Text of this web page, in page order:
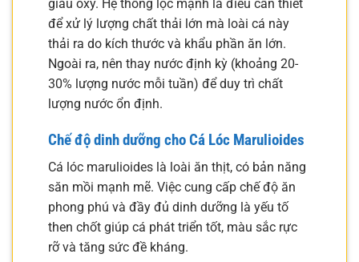
giàu oxy. Hệ thống lọc mạnh là điều cần thiết
để xử lý lượng chất thải lớn mà loài cá này
thải ra do kích thước và khẩu phần ăn lớn.
Ngoài ra, nên thay nước định kỳ (khoảng 20-
30% lượng nước mỗi tuần) để duy trì chất
lượng nước ổn định.
Chế độ dinh dưỡng cho Cá Lóc Marulioides
Cá lóc marulioides là loài ăn thịt, có bản năng
săn mồi mạnh mẽ. Việc cung cấp chế độ ăn
phong phú và đầy đủ dinh dưỡng là yếu tố
then chốt giúp cá phát triển tốt, màu sắc rực
rỡ và tăng sức đề kháng.